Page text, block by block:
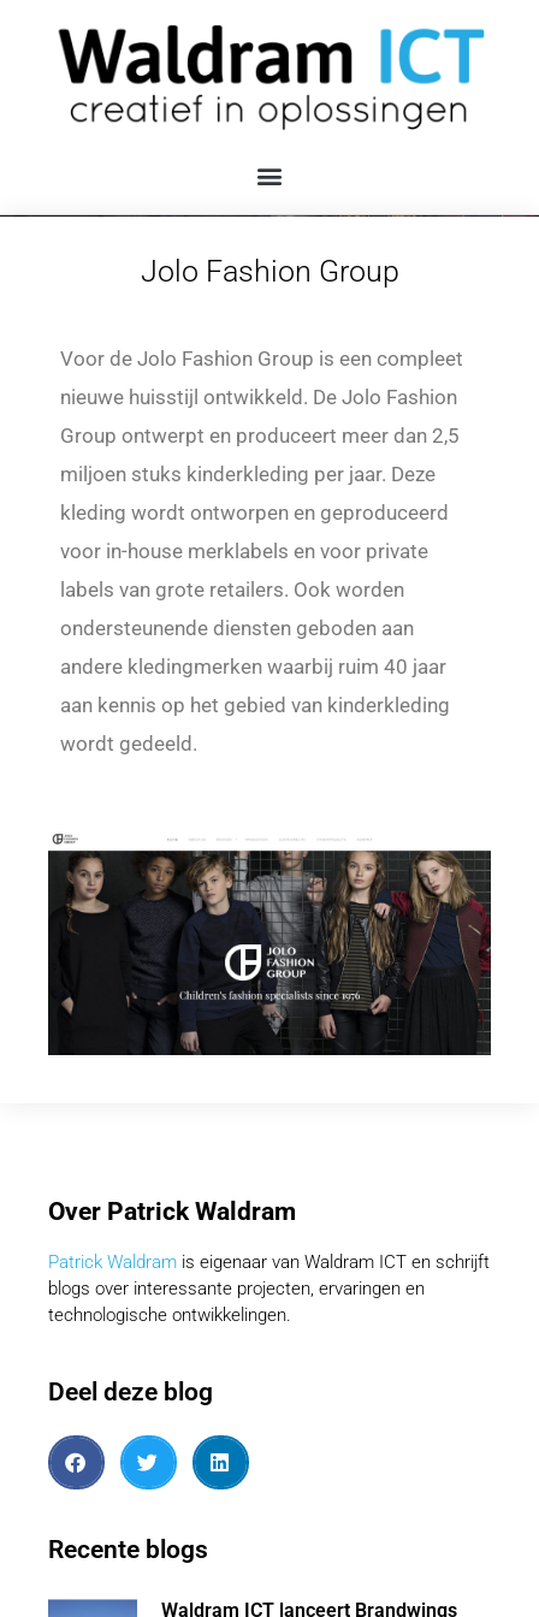
Jolo Fashion Group
Voor de Jolo Fashion Group is een compleet
nieuwe huisstijl ontwikkeld. De Jolo Fashion
Group ontwerpt en produceert meer dan 2,5
miljoen stuks kinderkleding per jaar. Deze
kleding wordt ontworpen en geproduceerd
voor in-house merklabels en voor private
labels van grote retailers. Ook worden
ondersteunende diensten geboden aan
andere kledingmerken waarbij ruim 40 jaar
aan kennis op het gebied van kinderkleding
wordt gedeeld.
Over Patrick Waldram
Patrick Waldram is eigenaar van Waldram ICT en schrijft
blogs over interessante projecten, ervaringen en
technologische ontwikkelingen.
Deel deze blog
Recente blogs
Waldram ICT lanceert Brandwings